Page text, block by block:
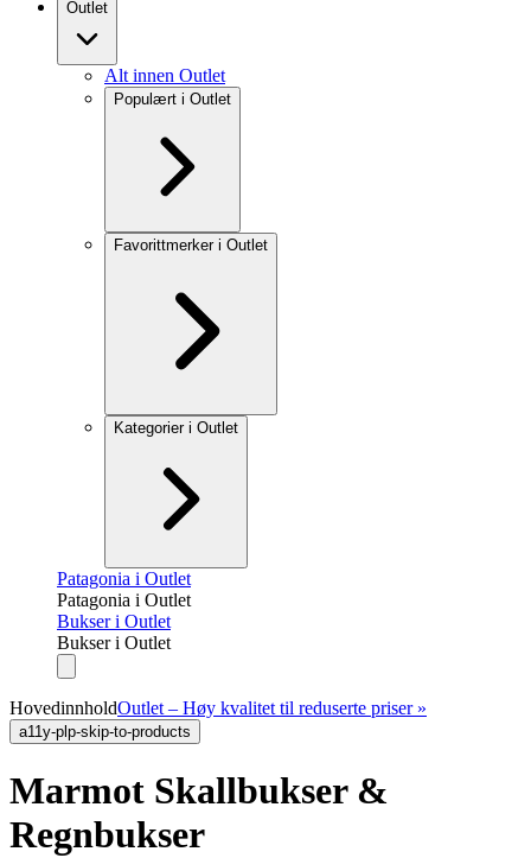
Outlet
Alt innen Outlet
Populært i Outlet
Favorittmerker i Outlet
Kategorier i Outlet
Patagonia i Outlet
Patagonia i Outlet
Bukser i Outlet
Bukser i Outlet
HovedinnholdOutlet – Høy kvalitet til reduserte priser »
a11y-plp-skip-to-products
Marmot Skallbukser &
Regnbukser